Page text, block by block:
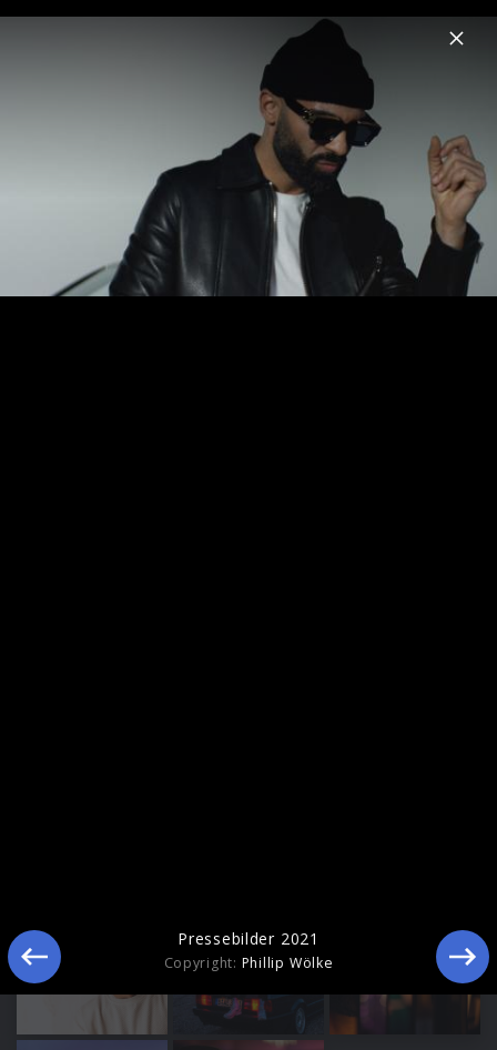
Menu
Fotos
Pressebilder 2021
Pressebilder 2021
Copyright: Phillip Wölke